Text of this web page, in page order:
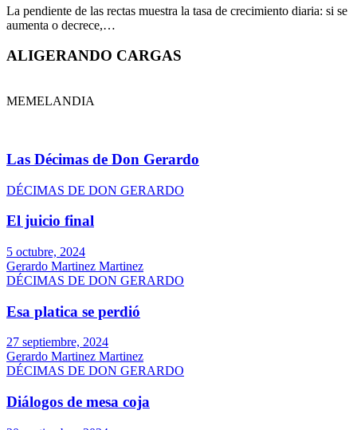
La pendiente de las rectas muestra la tasa de crecimiento diaria: si se
aumenta o decrece,…
ALIGERANDO CARGAS
MEMELANDIA
Las Décimas de Don Gerardo
DÉCIMAS DE DON GERARDO
El juicio final
5 octubre, 2024
Gerardo Martinez Martinez
DÉCIMAS DE DON GERARDO
Esa platica se perdió
27 septiembre, 2024
Gerardo Martinez Martinez
DÉCIMAS DE DON GERARDO
Diálogos de mesa coja